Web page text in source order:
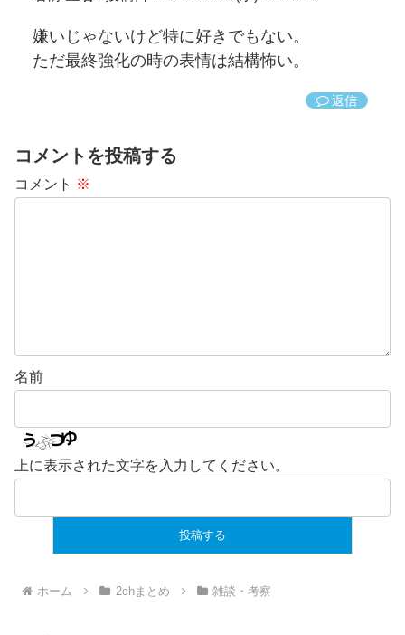
嫌いじゃないけど特に好きでもない。
ただ最終強化の時の表情は結構怖い。
返信
コメントを投稿する
コメント ※
名前
上に表示された文字を入力してください。
ホーム 2chまとめ 雑談・考察